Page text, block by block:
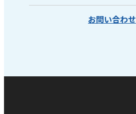
お問い合わせ